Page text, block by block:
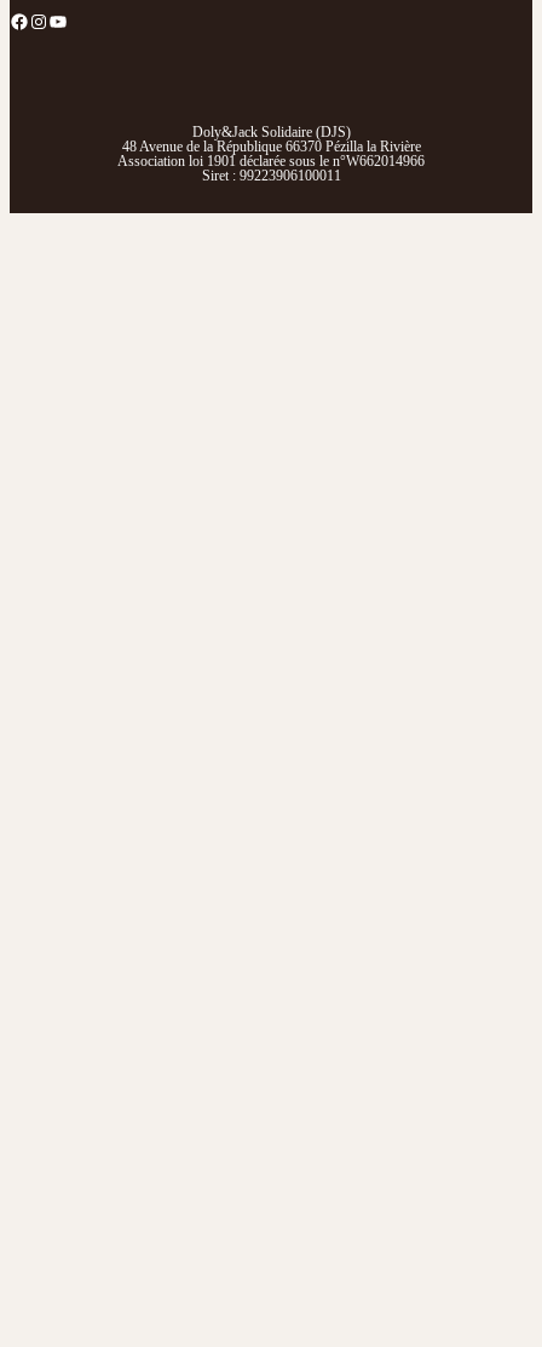
Facebook Instagram YouTube
Doly&Jack Solidaire (DJS)
48 Avenue de la République 66370 Pézilla la Rivière
Association loi 1901 déclarée sous le n°W662014966
Siret : 99223906100011